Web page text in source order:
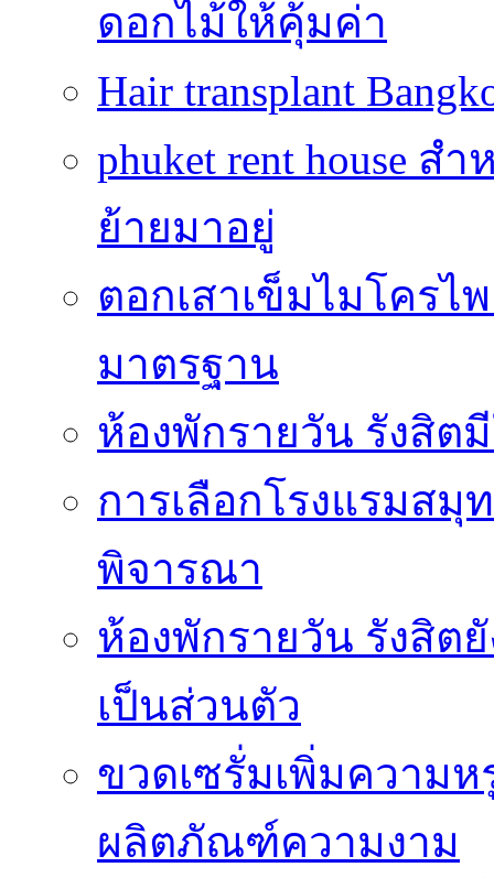
ดอกไม้ให้คุ้มค่า
Hair transplant
phuket rent house
ย้ายมาอยู่
ตอกเสาเข็มไมโคร
มาตรฐาน
ห้องพักรายวัน รังสิต
การเลือกโรงแรมสมุ
พิจารณา
ห้องพักรายวัน รังสิต
เป็นส่วนตัว
ขวดเซรั่มเพิ่มความ
ผลิตภัณฑ์ความงาม